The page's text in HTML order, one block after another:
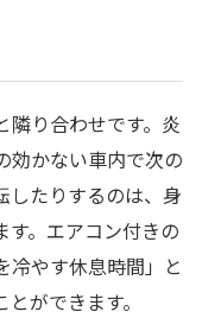
隣り合わせです。炎
効かない車内で次の
したりするのは、身
す。エアコン付きの
冷やす休息時間」と
ができます。